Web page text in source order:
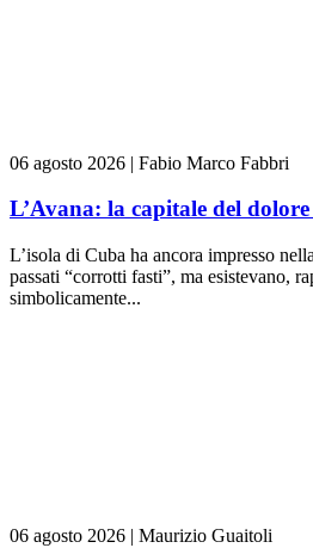
06 agosto 2026 | Fabio Marco Fabbri
L’Avana: la capitale del
L’isola di Cuba ha ancora impresso
passati “corrotti fasti”, ma esistevano,
simbolicamente...
06 agosto 2026 | Maurizio Guaitoli